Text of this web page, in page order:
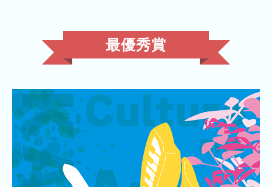
最優秀賞